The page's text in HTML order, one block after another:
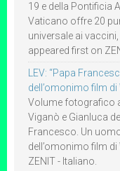
19 e della Pontificia
Vaticano offre 20
universale ai
appeared first on
LEV: “Papa
dell’omonimo film
Volume fotografico
Viganò e Gianluca
Francesco. Un
dell’omonimo film
ZENIT - Italiano.